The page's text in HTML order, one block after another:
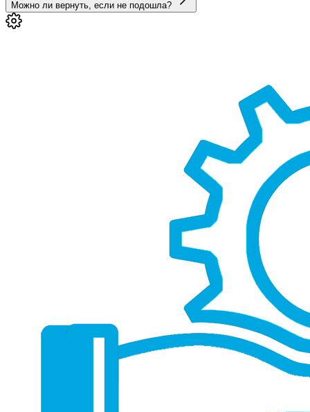
Можно ли вернуть, если не подошла?